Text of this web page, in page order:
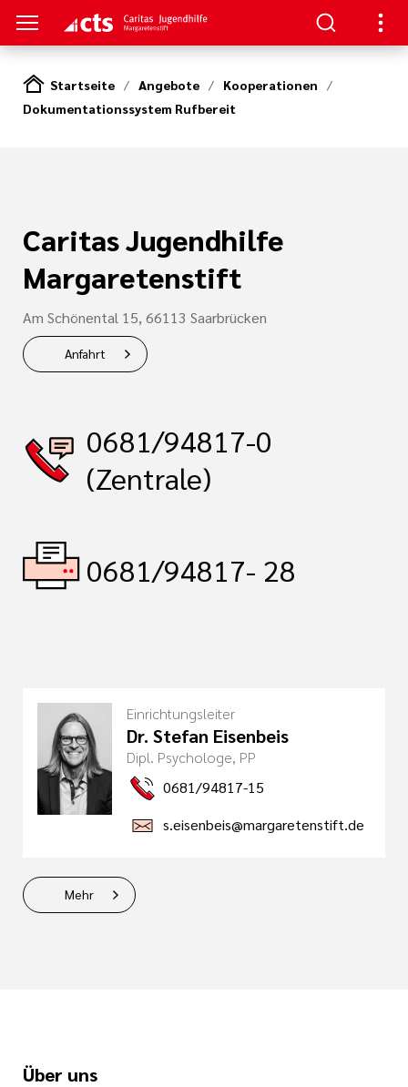
Dienst
Dienst
Startseite Angebote
Kooperationen
Dokumentationssystem Rufbereit
Caritas Jugendhilfe
Margaretenstift
Am Schönental 15, 66113 Saarbrücken
Anfahrt
0681/94817-0
(Zentrale)
0681/94817- 28
Einrichtungsleiter
Dr. Stefan Eisenbeis
Dipl. Psychologe, PP
0681/94817-15
s.eisenbeis@margaretenstift.de
Mehr
Über uns